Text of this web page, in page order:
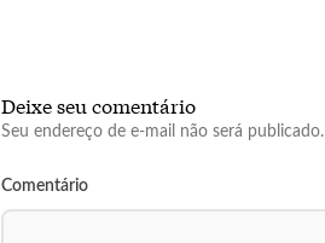
Deixe seu comentário
Seu endereço de e-mail não será publicado.
Comentário